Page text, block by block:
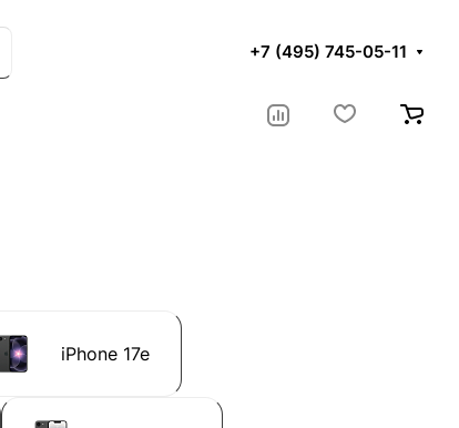
+7 (495) 745-05-11
iPhone 17e